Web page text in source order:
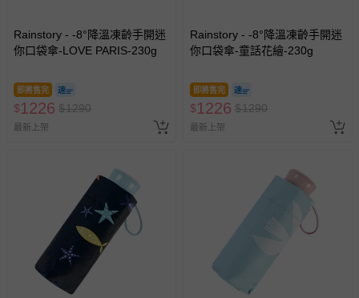
Rainstory - -8°降溫凍齡手開迷
你口袋傘-LOVE PARIS-230g
即將售完
$1226 $1290
最新上架
Rainstory - -8°降溫凍齡手開迷
你口袋傘-童話花繪-230g
即將售完
$1226 $1290
最新上架